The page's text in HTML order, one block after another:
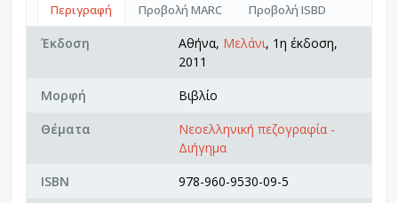
Περιγραφή Προβολή MARC Προβολή ISBD
Έκδοση Αθήνα, Μελάνι, 1η έκδοση,
2011
Μορφή
Βιβλίο
Θέματα
Νεοελληνική πεζογραφία -
Διήγημα
ISBN
978-960-9530-09-5